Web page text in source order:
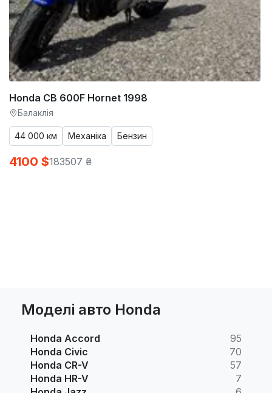
Honda CB 600F Hornet 1998
Балаклія
44 000 км Механіка Бензин
4100 $183507 ₴
Моделі авто Honda
Honda Accord
95
Honda Civic
70
Honda CR-V
57
Honda HR-V
7